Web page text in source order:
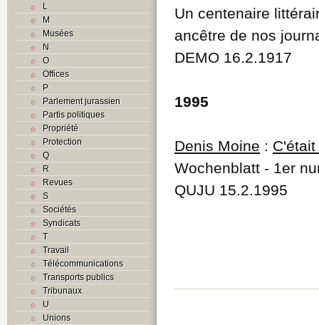
L
M
Musées
N
O
Offices
P
Parlement jurassien
Partis politiques
Propriété
Protection
Q
R
Revues
S
Sociétés
Syndicats
T
Travail
Télécommunications
Transports publics
Tribunaux
U
Unions
Un centenaire
ancêtre de nos
DEMO 16.2.1917
1995
Denis Moine :
Wochenblatt - 1er
QUJU 15.2.1995